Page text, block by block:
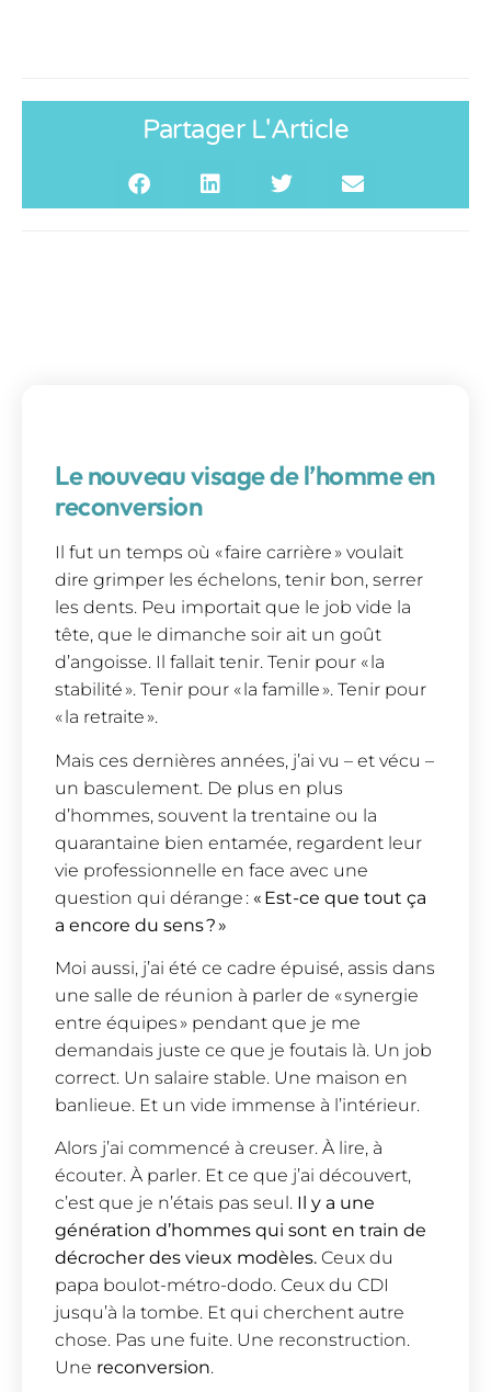
Partager L'Article
Le nouveau visage de l’homme en
reconversion
Il fut un temps où « faire carrière » voulait
dire grimper les échelons, tenir bon, serrer
les dents. Peu importait que le job vide la
tête, que le dimanche soir ait un goût
d’angoisse. Il fallait tenir. Tenir pour « la
stabilité ». Tenir pour « la famille ». Tenir pour
« la retraite ».
Mais ces dernières années, j’ai vu – et vécu –
un basculement. De plus en plus
d’hommes, souvent la trentaine ou la
quarantaine bien entamée, regardent leur
vie professionnelle en face avec une
question qui dérange : « Est-ce que tout ça
a encore du sens ? »
Moi aussi, j’ai été ce cadre épuisé, assis dans
une salle de réunion à parler de « synergie
entre équipes » pendant que je me
demandais juste ce que je foutais là. Un job
correct. Un salaire stable. Une maison en
banlieue. Et un vide immense à l’intérieur.
Alors j’ai commencé à creuser. À lire, à
écouter. À parler. Et ce que j’ai découvert,
c’est que je n’étais pas seul. Il y a une
génération d’hommes qui sont en train de
décrocher des vieux modèles. Ceux du
papa boulot-métro-dodo. Ceux du CDI
jusqu’à la tombe. Et qui cherchent autre
chose. Pas une fuite. Une reconstruction.
Une reconversion.